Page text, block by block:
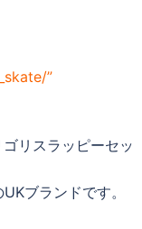
”
リスラッピーセッ
ブランドです。